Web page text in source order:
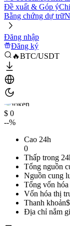
Đề xuất & Góp ý
Bằng chứng dự trữ
Đăng nhập
Đăng ký
🔥BTC/USDT
$ 0
--%
Cao 24h
0
Thấp trong
Tổng nguồn
Nguồn cung
Tổng vốn
Vốn hóa thị
Thanh khoản
Địa chỉ nắm